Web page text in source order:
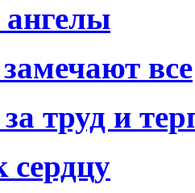
все
труд и
сердцу